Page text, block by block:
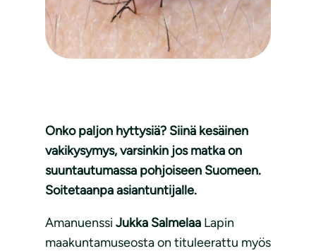
Onko paljon hyttysiä? Siinä kesäinen
vakikysymys, varsinkin jos matka on
suuntautumassa pohjoiseen Suomeen.
Soitetaanpa asiantuntijalle.
Amanuenssi Jukka Salmelaa Lapin
maakuntamuseosta on tituleerattu myös